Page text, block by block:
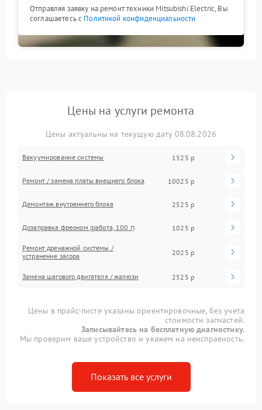
Отправляя заявку на ремонт техники Mitsubishi Electric, Вы
соглашаетесь с Политикой конфиденциальности
Цены на услуги ремонта
Цены актуальны на текущую дату 08.08.2026
Вакуумирование системы 1525 р
Ремонт / замена платы внешнего блока 10025 р
Демонтаж внутреннего блока 2525 р
Дозаправка фреоном (работа, 100 г) 1025 р
Ремонт дренажной системы /
устранение засора
2025 р
Замена шагового двигателя / жалюзи 2525 р
Цены в прайс-листе указаны ориентировочные, без учета
стоимости запчастей.
Записывайтесь на бесплатную диагностику.
Мы проверим ваше устройство и укажем на неисправность.
Показать все услуги